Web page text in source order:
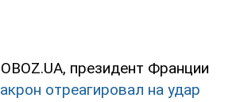
президент Франции
отреагировал на удар